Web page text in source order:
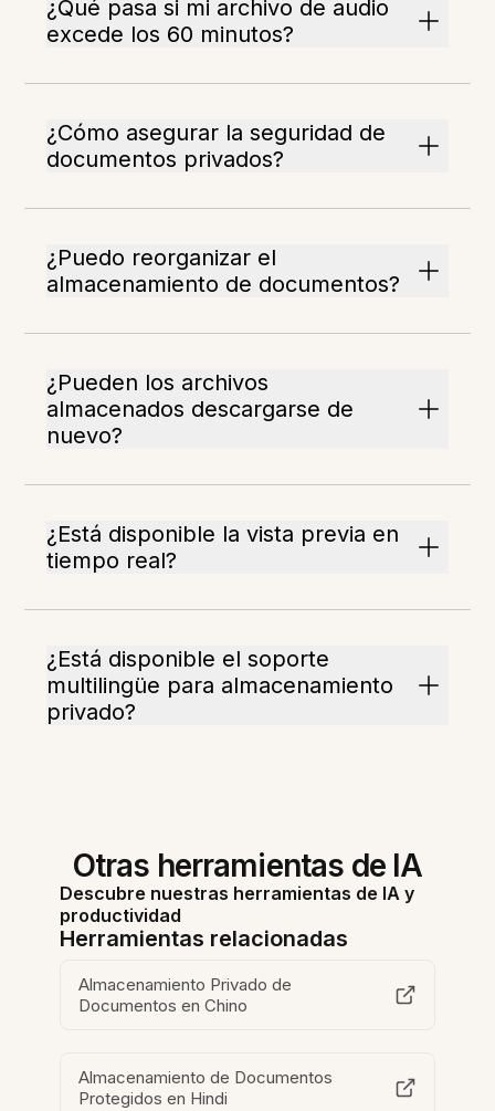
¿Qué pasa si mi archivo de audio
excede los 60 minutos?
¿Cómo asegurar la seguridad de
documentos privados?
¿Puedo reorganizar el
almacenamiento de documentos?
¿Pueden los archivos
almacenados descargarse de
nuevo?
¿Está disponible la vista previa en
tiempo real?
¿Está disponible el soporte
multilingüe para almacenamiento
privado?
Otras herramientas de IA
Descubre nuestras herramientas de IA y
productividad
Herramientas relacionadas
Almacenamiento Privado de
Documentos en Chino
Almacenamiento de Documentos
Protegidos en Hindi